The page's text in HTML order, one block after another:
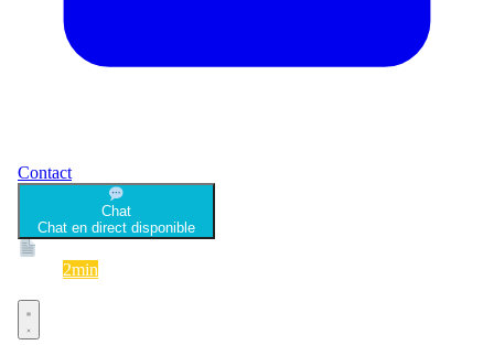
Contact
Chat
Chat en direct disponible
2min